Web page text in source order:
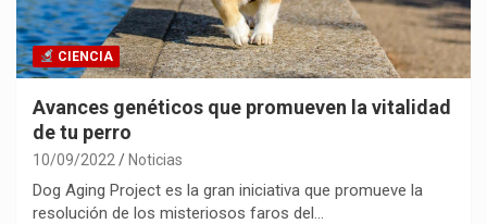
CIENCIA
Avances genéticos que promueven la vitalidad
de tu perro
10/09/2022 Noticias
Dog Aging Project es la gran iniciativa que promueve la
resolución de los misteriosos faros del…